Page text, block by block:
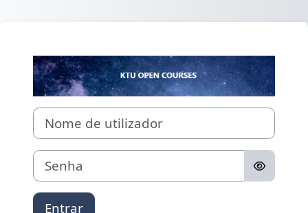
Entrar em
Nome de utilizador
Senha
Entrar